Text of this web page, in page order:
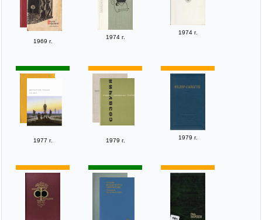
1969 г.
1974 г.
1974 г.
1977 г. 1979 г. 1979 г.